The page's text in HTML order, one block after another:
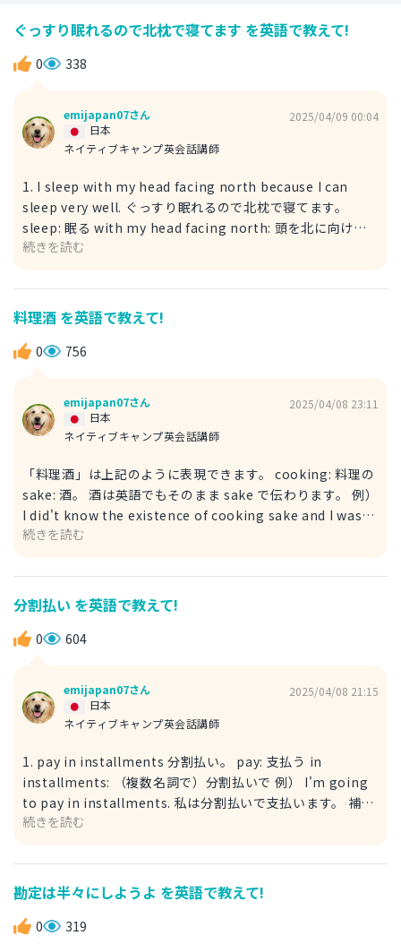
ぐっすり眠れるので北枕で寝てます を英語で教えて!
0 338
emijapan07さん
ネイティブキャンプ英会話講師
日本
2025/04/09 00:04
1. I sleep with my head facing north because I can
sleep very well. ぐっすり眠れるので北枕で寝てます。
sleep: 眠る with my head facing north: 頭を北に向けて
頭が北に向いた状態で寝る、つまり「北枕で寝る」を意味し
sleep with my head facing north because I can sleep
very well. 知っているのですが、ぐっすり眠れるので北枕で
寝てます。 2. I sleep facing north because I can sleep
like a rock. ぐっすり眠れるので北枕で寝てます。 sleep: 眠
ぐっすり眠る。 固い石のように、全く動かずぐっすり眠る
事を表しています。 例） Some say it's not good, but I
ないと言う人もいますが、ぐっすり眠れるので北枕で寝てま
す。 some say: 〜と言う人もいる。
続きを読む
料理酒 を英語で教えて!
0 756
emijapan07さん
ネイティブキャンプ英会話講師
日本
2025/04/08 23:11
「料理酒」は上記のように表現できます。 cooking: 料理の
sake: 酒。 酒は英語でもそのまま sake で伝わります。 例）
I did't know the existence of cooking sake and I was
using drinking sake for cooking. 私は料理酒の存在を知
of: 〜の存在 drinking sake: 飲用の酒。 他にも料理酒と一
緒によく使われる調味料の英単語を紹介します。 みりん:
mirin 醤油: soy sauce 出汁: dashi, stock, broth 昆布:
kombu, kelp 鰹節: dried bonito などです。是非覚えて使
続きを読む
分割払い を英語で教えて!
0 604
emijapan07さん
ネイティブキャンプ英会話講師
日本
2025/04/08 21:15
1. pay in installments 分割払い。 pay: 支払う in
installments: （複数名詞で）分割払いで 例） I'm going
to pay in installments. 私は分割払いで支払います。 補足
installment: （単数名詞で）全体の一部、一回分の支払
時は単数系です。 例） I finished paying the last
installment. 私は最後の分割料金を支払い終えました。 2.
installment payment 分割払い installment: （形容詞
で）分割払いの payment: 支払い 例） I decided to
続きを読む
勘定は半々にしようよ を英語で教えて!
0 319